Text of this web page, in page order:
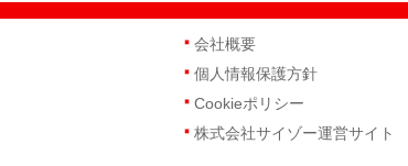
会社概要
個人情報保護方針
Cookieポリシー
株式会社サイゾー運営サイト